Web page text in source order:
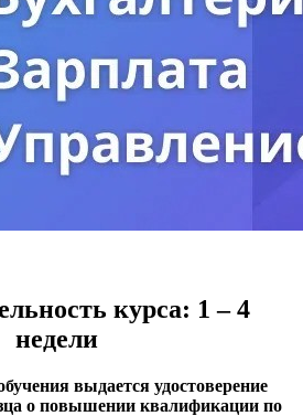
курса: 1 – 4
недели
выдается удостоверение
о повышении квалификации по